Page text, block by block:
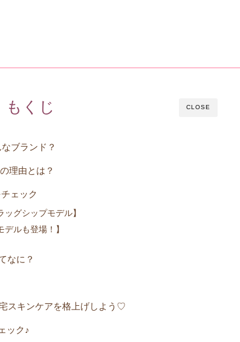
CLOSE
もくじ
ブランド？
理由とは？
ェック
グシップモデル】
ルも登場！】
なに？
スキンケアを格上げしよう♡
ック♪